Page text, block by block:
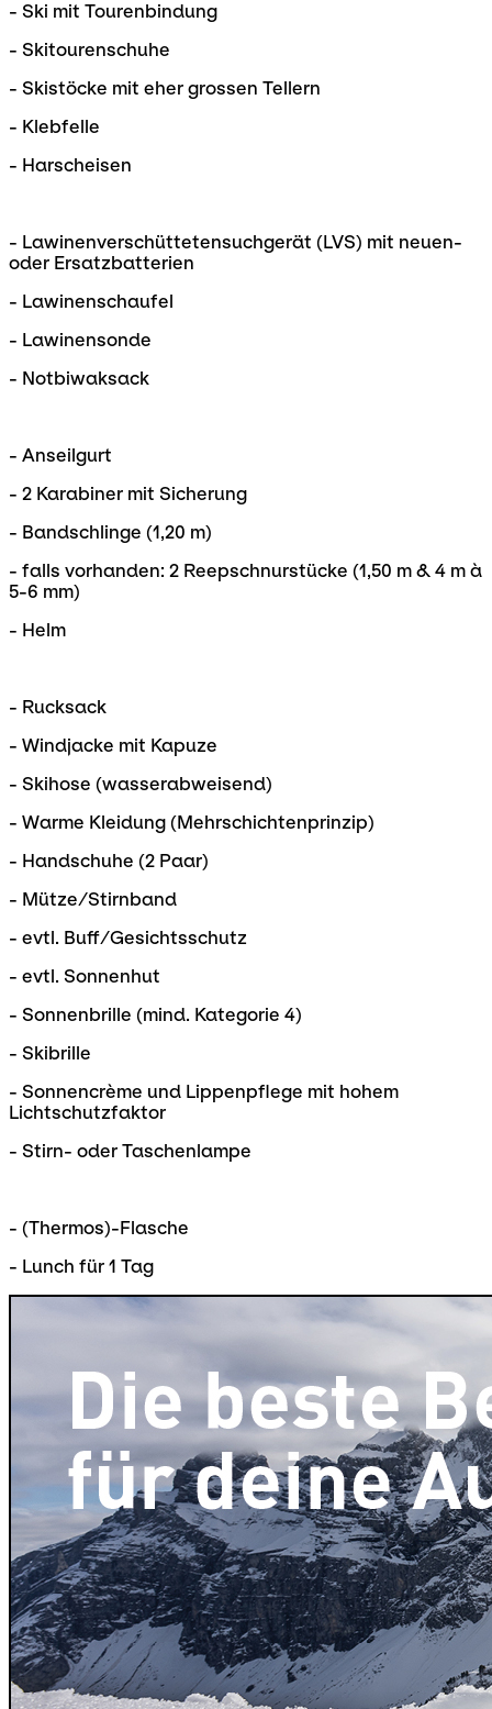
- Ski mit Tourenbindung
- Skitourenschuhe
- Skistöcke mit eher grossen Tellern
- Klebfelle
- Harscheisen
- Lawinenverschüttetensuchgerät (LVS) mit neuen-
oder Ersatzbatterien
- Lawinenschaufel
- Lawinensonde
- Notbiwaksack
- Anseilgurt
- 2 Karabiner mit Sicherung
- Bandschlinge (1,20 m)
- falls vorhanden: 2 Reepschnurstücke (1,50 m & 4 m à
5-6 mm)
- Helm
- Rucksack
- Windjacke mit Kapuze
- Skihose (wasserabweisend)
- Warme Kleidung (Mehrschichtenprinzip)
- Handschuhe (2 Paar)
- Mütze/Stirnband
- evtl. Buff/Gesichtsschutz
- evtl. Sonnenhut
- Sonnenbrille (mind. Kategorie 4)
- Skibrille
- Sonnencrème und Lippenpflege mit hohem
Lichtschutzfaktor
- Stirn- oder Taschenlampe
- (Thermos)-Flasche
- Lunch für 1 Tag